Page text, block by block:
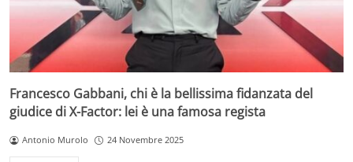
Francesco Gabbani, chi è la bellissima fidanzata del
giudice di X-Factor: lei è una famosa regista
Antonio Murolo 24 Novembre 2025